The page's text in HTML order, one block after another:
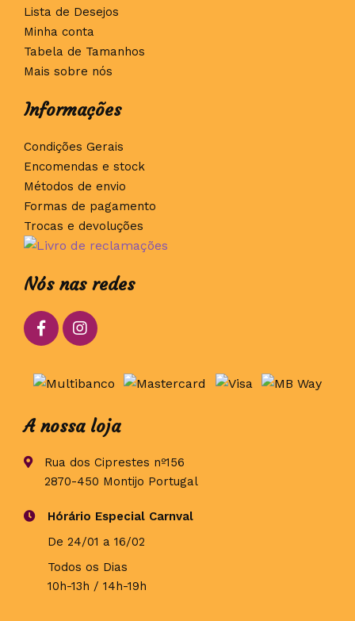
Lista de Desejos
Minha conta
Tabela de Tamanhos
Mais sobre nós
Informações
Condições Gerais
Encomendas e stock
Métodos de envio
Formas de pagamento
Trocas e devoluções
Nós nas redes
A nossa loja
Rua dos Ciprestes nº156
2870-450 Montijo Portugal
Hórário Especial Carnval
De 24/01 a 16/02
Todos os Dias
10h-13h / 14h-19h